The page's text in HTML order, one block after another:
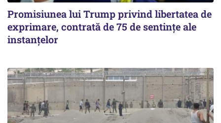
Promisiunea lui Trump privind libertatea de
exprimare, contrată de 75 de sentințe ale
instanțelor